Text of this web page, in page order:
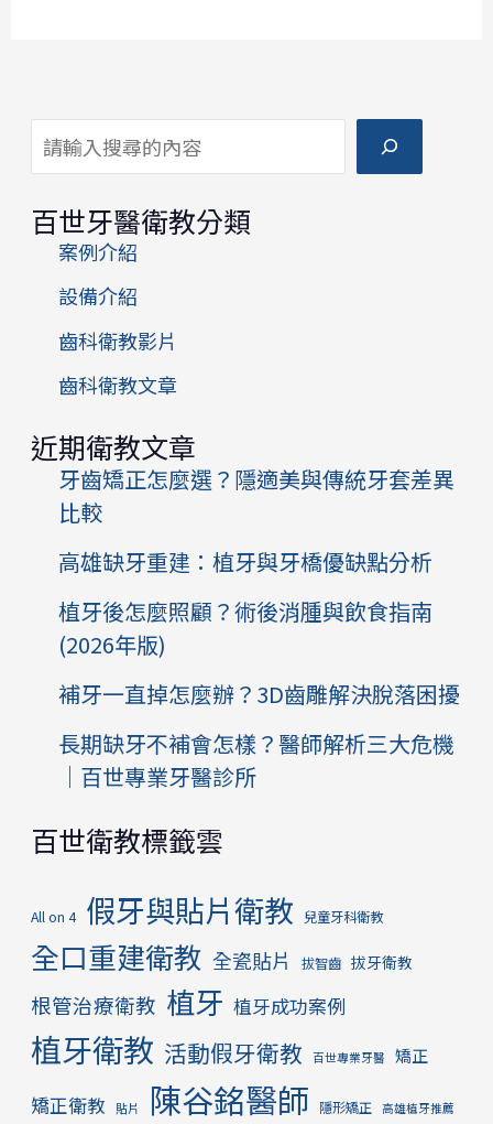
搜尋
百世牙醫衛教分類
案例介紹
設備介紹
齒科衛教影片
齒科衛教文章
近期衛教文章
牙齒矯正怎麼選？隱適美與傳統牙套差異
比較
高雄缺牙重建：植牙與牙橋優缺點分析
植牙後怎麼照顧？術後消腫與飲食指南
(2026年版)
補牙一直掉怎麼辦？3D齒雕解決脫落困擾
長期缺牙不補會怎樣？醫師解析三大危機
｜百世專業牙醫診所
百世衛教標籤雲
All on 4 假牙與貼片衛教 兒童牙科衛教
全口重建衛教 全瓷貼片 拔智齒 拔牙衛教
根管治療衛教 植牙 植牙成功案例
植牙衛教 活動假牙衛教 百世專業牙醫 矯正
矯正衛教 貼片 陳谷銘醫師 隱形矯正 高雄植牙推薦